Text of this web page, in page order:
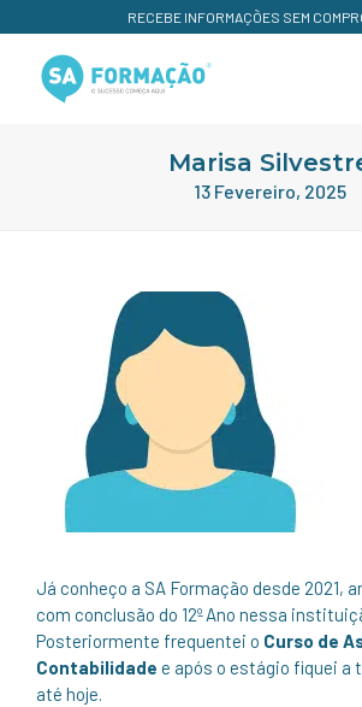
RECEBE INFORMAÇÕES SEM
Marisa
13 Fevereiro, 2025
Já conheço a SA Formação desde 2021,
com conclusão do 12º Ano nessa
Posteriormente frequentei o Curso de
Contabilidade e após o estágio fiquei a
até hoje.